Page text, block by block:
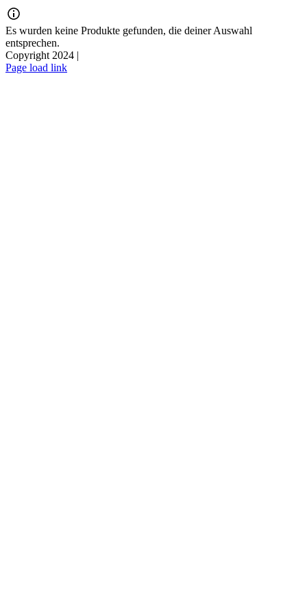
Zum
Inhalt
springen
Es wurden keine Produkte gefunden, die deiner Auswahl
entsprechen.
Copyright 2024 |
Page load link